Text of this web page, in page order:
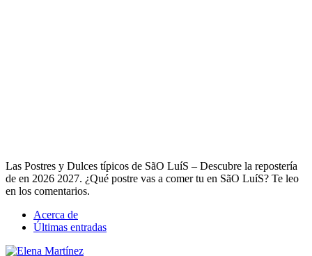
Las Postres y Dulces típicos de SãO LuíS – Descubre la repostería
de en 2026 2027. ¿Qué postre vas a comer tu en SãO LuíS? Te leo
en los comentarios.
Acerca de
Últimas entradas